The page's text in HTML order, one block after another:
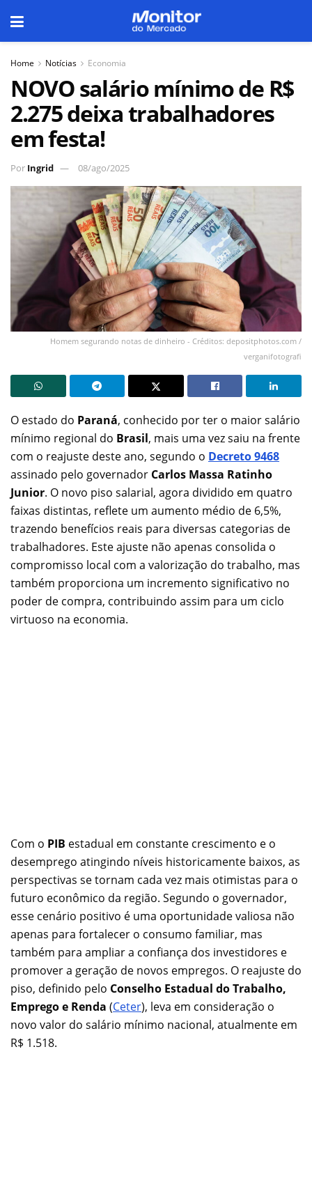
Home Notícias Economia
NOVO salário mínimo de R$
2.275 deixa trabalhadores
em festa!
Por Ingrid 08/ago/2025
Homem segurando notas de dinheiro - Créditos: depositphotos.com /
verganifotografi
O estado do Paraná, conhecido por ter o maior salário
mínimo regional do Brasil, mais uma vez saiu na frente
com o reajuste deste ano, segundo o Decreto 9468
assinado pelo governador Carlos Massa Ratinho
Junior. O novo piso salarial, agora dividido em quatro
faixas distintas, reflete um aumento médio de 6,5%,
trazendo benefícios reais para diversas categorias de
trabalhadores. Este ajuste não apenas consolida o
compromisso local com a valorização do trabalho, mas
também proporciona um incremento significativo no
poder de compra, contribuindo assim para um ciclo
virtuoso na economia.
Com o PIB estadual em constante crescimento e o
desemprego atingindo níveis historicamente baixos, as
perspectivas se tornam cada vez mais otimistas para o
futuro econômico da região. Segundo o governador,
esse cenário positivo é uma oportunidade valiosa não
apenas para fortalecer o consumo familiar, mas
também para ampliar a confiança dos investidores e
promover a geração de novos empregos. O reajuste do
piso, definido pelo Conselho Estadual do Trabalho,
Emprego e Renda (Ceter), leva em consideração o
novo valor do salário mínimo nacional, atualmente em
R$ 1.518.